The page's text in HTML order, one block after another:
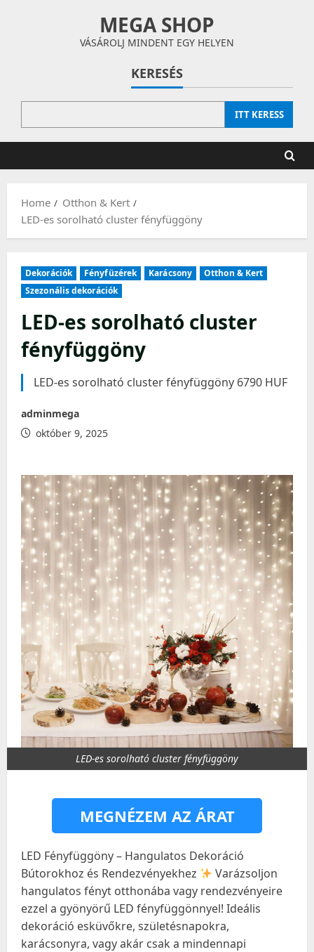
MEGA SHOP
VÁSÁROLJ MINDENT EGY HELYEN
KERESÉS
ITT KERESS
Home
Otthon & Kert
LED-es sorolható cluster fényfüggöny
Dekorációk Fényfüzérek Karácsony
Otthon & Kert
Szezonális dekorációk
LED-es sorolható cluster
fényfüggöny
LED-es sorolható cluster fényfüggöny 6790 HUF
adminmega
október 9, 2025
LED-es sorolható cluster fényfüggöny
MEGNÉZEM AZ ÁRAT
LED Fényfüggöny – Hangulatos Dekoráció
Bútorokhoz és Rendezvényekhez
Varázsoljon
hangulatos fényt otthonába vagy rendezvényeire
ezzel a gyönyörű LED fényfüggönnyel! Ideális
dekoráció esküvőkre, születésnapokra,
karácsonyra, vagy akár csak a mindennapi